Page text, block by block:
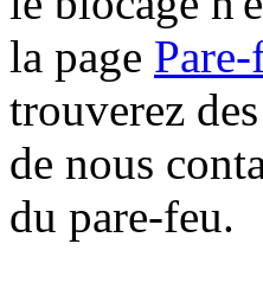
la page
trouverez
de nous
du pare-feu.